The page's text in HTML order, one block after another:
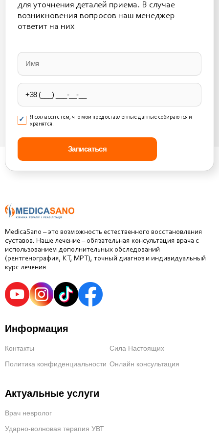
для уточнения деталей приема. В случае
возникновения вопросов наш менеджер
ответит на них
leave
this
field
empty.
Я согласен с тем, что мои предоставленные данные собираются и
хранятся.
MedicaSano – это возможность естественного восстановления
суставов. Наше лечение – обязательная консультация врача с
использованием дополнительных обследований
(рентгенография, КТ, МРТ), точный диагноз и индивидуальный
курс лечения.
Информация
Контакты
Сила Настоящих
Политика конфиденциальности Онлайн консультация
Актуальные услуги
Врач невролог
Ударно-волновая терапия УВТ